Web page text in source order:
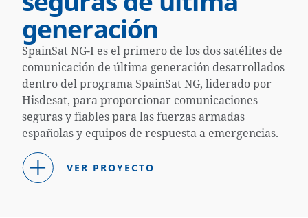
generación
SpainSat NG-I es el primero de los dos satélites de
comunicación de última generación desarrollados
dentro del programa SpainSat NG, liderado por
Hisdesat, para proporcionar comunicaciones
seguras y fiables para las fuerzas armadas
españolas y equipos de respuesta a emergencias.
VER PROYECTO